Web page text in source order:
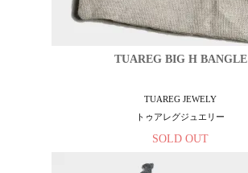
TUAREG BIG H BANGLE
TUAREG JEWELY
トゥアレグジュエリー
SOLD OUT